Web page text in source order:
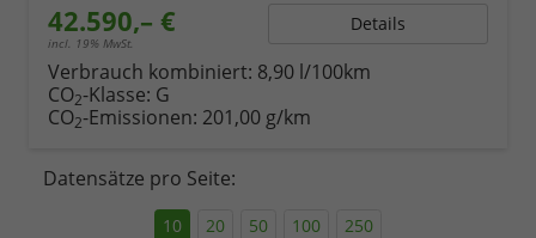
42.590,– €
incl. 19% MwSt.
Details
Verbrauch kombiniert: 8,90 l/100km
CO2-Klasse: G
CO2-Emissionen: 201,00 g/km
Datensätze pro Seite:
10 20 50 100 250